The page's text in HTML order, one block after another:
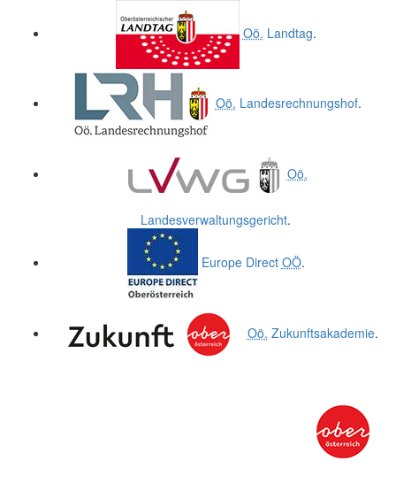
Oö. Landtag.
Oö. Landesrechnungshof.
Oö.
Landesverwaltungsgericht.
Europe Direct OÖ.
Oö. Zukunftsakademie.